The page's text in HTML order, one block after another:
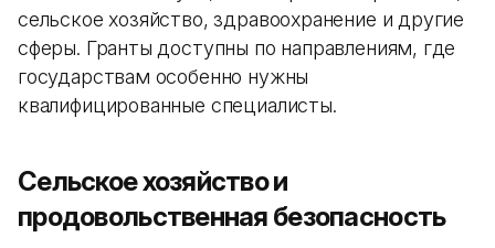
сельское хозяйство, здравоохранение и другие
сферы. Гранты доступны по направлениям, где
государствам особенно нужны
квалифицированные специалисты.
Сельское хозяйство и
продовольственная безопасность